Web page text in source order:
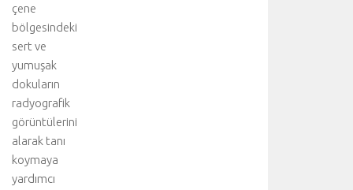
çene
bölgesindeki
sert ve
yumuşak
dokuların
radyografik
görüntülerini
alarak tanı
koymaya
yardımcı